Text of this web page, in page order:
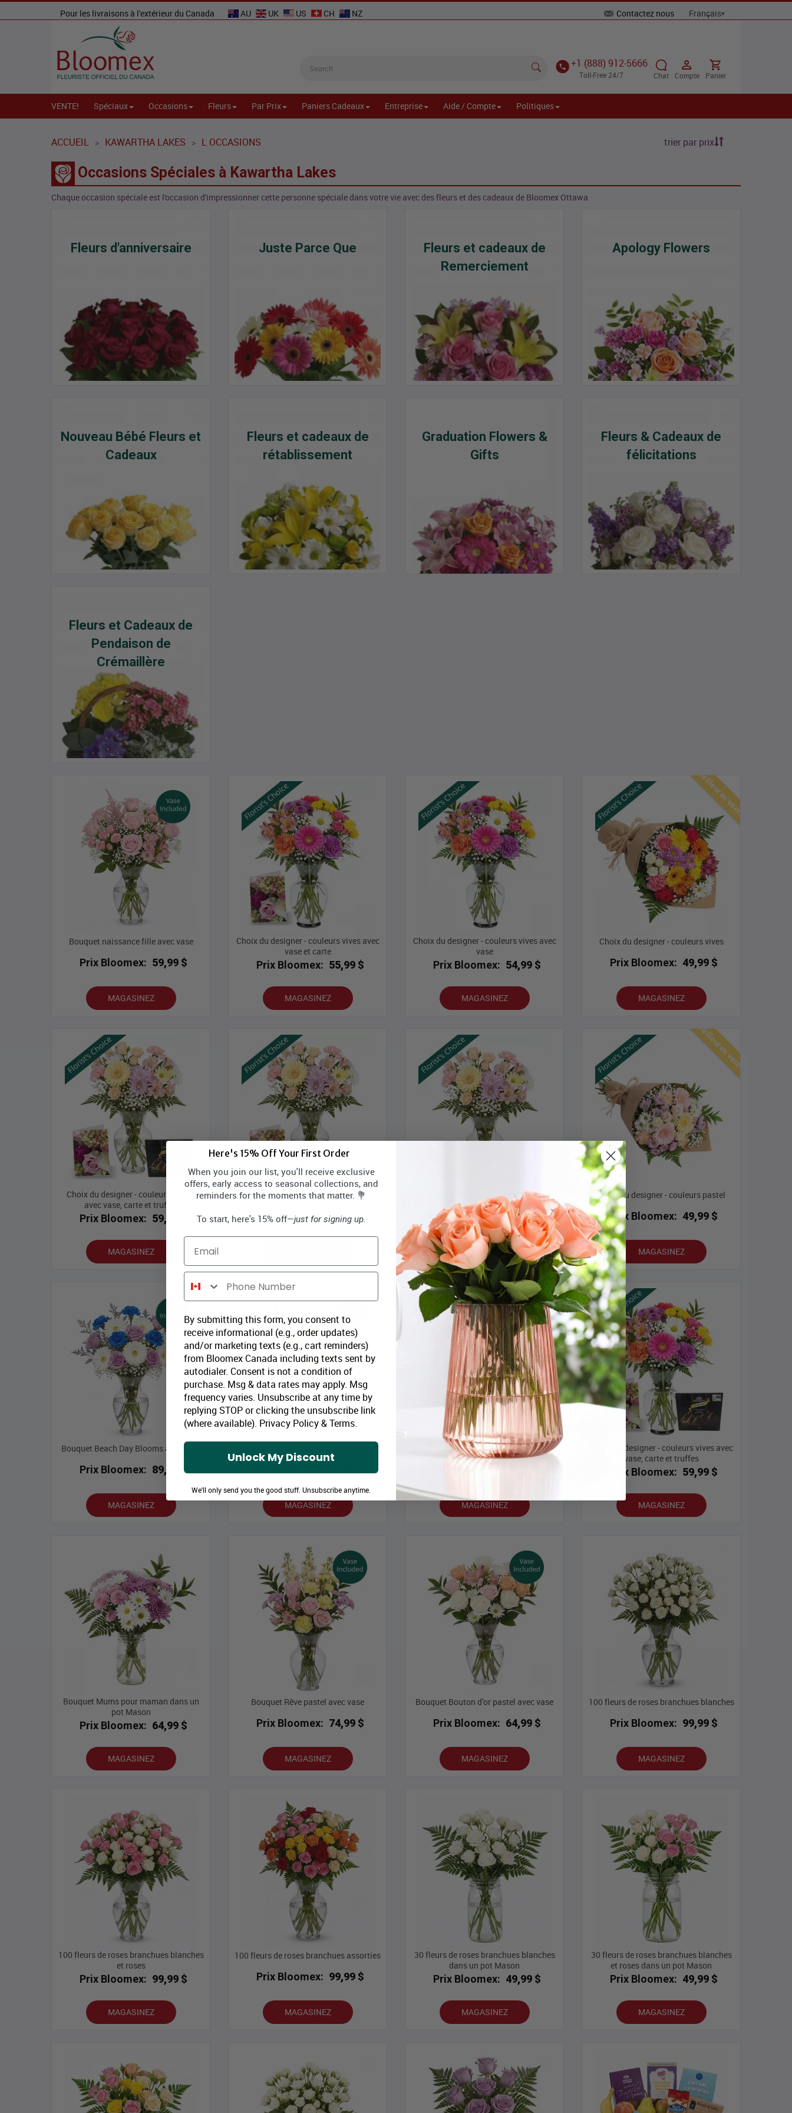
Pour les livraisons à l'extérieur du Canada AU UK US CH NZ Contactez nous
+1 (888) 912-5666
Toll-Free 24/7 Chat Compte Panier
VENTE! Spéciaux Occasions Fleurs Par Prix Paniers Cadeaux Entreprise Aide / Compte Politiques
ACCUEIL > KAWARTHA LAKES > L OCCASIONS trier par prix
Occasions Spéciales à Kawartha Lakes
Chaque occasion spéciale est l'occasion d'impressionner cette personne spéciale dans votre vie avec des fleurs et des cadeaux de Bloomex Ottawa
Fleurs d'anniversaire Juste Parce Que
Fleurs et cadeaux de
Remerciement
Apology Flowers
Nouveau Bébé Fleurs et
Cadeaux
Fleurs et cadeaux de
rétablissement
Graduation Flowers &
Gifts
Fleurs & Cadeaux de
félicitations
Fleurs et Cadeaux de
Pendaison de
Crémaillère
Bouquet naissance fille avec vase
Prix Bloomex: 59,99 $
MAGASINEZ
Choix du designer - couleurs vives avec
vase et carte
Prix Bloomex: 55,99 $
MAGASINEZ
Choix du designer - couleurs vives avec
vase
Prix Bloomex: 54,99 $
MAGASINEZ
Meilleures ventes
Choix du designer - couleurs vives
Prix Bloomex: 49,99 $
MAGASINEZ
Choix du designer - couleurs pastel
avec vase, carte et truffes
Prix Bloomex: 59,99 $
MAGASINEZ
Pastel Colours Designer’s Choice with
Prix Bloomex: 55,99 $
Choix du designer - couleurs pastel
avec vase
Prix Bloomex: 54,99 $
MAGASINEZ
Meilleures ventes
Choix du designer - couleurs pastel
Prix Bloomex: 49,99 $
MAGASINEZ
Bouquet Beach Day Blooms avec vase
Prix Bloomex: 89,99 $
MAGASINEZ MAGASINEZ
Bouquet Cherry Bomb avec vase
Prix Bloomex:
MAGASINEZ
Choix du designer - couleurs vives avec
vase, carte et truffes
Prix Bloomex: 59,99 $
MAGASINEZ
Bouquet Mums pour maman dans un
pot Mason
Prix Bloomex: 64,99 $
MAGASINEZ
Bouquet Rêve pastel avec vase
Prix Bloomex: 74,99 $
MAGASINEZ
Bouquet Bouton d’or pastel avec vase
Prix Bloomex: 64,99 $
MAGASINEZ
100 fleurs de roses branchues blanches
Prix Bloomex: 99,99 $
MAGASINEZ
100 fleurs de roses branchues blanches
et roses
Prix Bloomex: 99,99 $
MAGASINEZ
100 fleurs de roses branchues assorties
Prix Bloomex: 99,99 $
MAGASINEZ
30 fleurs de roses branchues blanches
dans un pot Mason
Prix Bloomex: 49,99 $
MAGASINEZ
30 fleurs de roses branchues blanches
et roses dans un pot Mason
Prix Bloomex: 49,99 $
MAGASINEZ
Here's 15% Off Your First Order
When you join our list, you'll receive exclusive
offers, early access to seasonal collections, and
reminders for the moments that matter. 💐
To start, here's 15% off—just for signing up.
Email
Phone Number
By submitting this form, you consent to
receive informational (e.g., order updates)
and/or marketing texts (e.g., cart reminders)
from Bloomex Canada including texts sent by
autodialer. Consent is not a condition of
purchase. Msg & data rates may apply. Msg
frequency varies. Unsubscribe at any time by
replying STOP or clicking the unsubscribe link
(where available). Privacy Policy&Terms.
Unlock My Discount
We'll only send you the good stuff. Unsubscribe anytime.